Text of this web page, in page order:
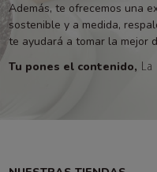
Además, te ofrecemos una
sostenible y a medida,
te ayudará a tomar la mejor
Tu pones el contenido,